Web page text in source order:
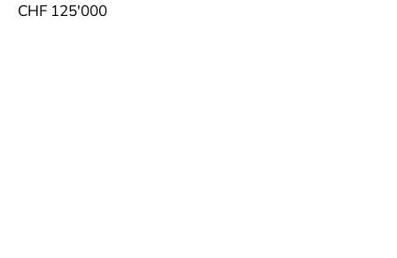
CHF 125'000